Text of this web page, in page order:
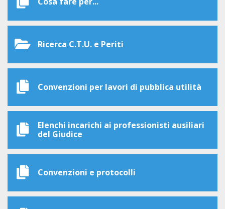
Ricerca C.T.U. e Periti
Convenzioni per lavori di pubblica utilità
Elenchi incarichi ai professionisti ausiliari
del Giudice
Convenzioni e protocolli